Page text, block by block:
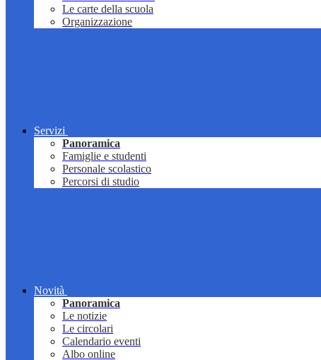
Le carte della scuola
Organizzazione
Servizi
Panoramica
Famiglie e studenti
Personale scolastico
Percorsi di studio
Novità
Panoramica
Le notizie
Le circolari
Calendario eventi
Albo online